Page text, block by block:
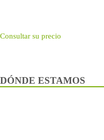
Consultar su precio
DÓNDE ESTAMOS